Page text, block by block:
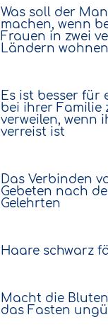
Was soll der
machen, wenn
Frauen in zwei
Ländern
Es ist besser für
bei ihrer Familie
verweilen, wenn
verreist ist
Das Verbinden
Gebeten nach
Gelehrten
Haare schwarz
Macht die
das Fasten